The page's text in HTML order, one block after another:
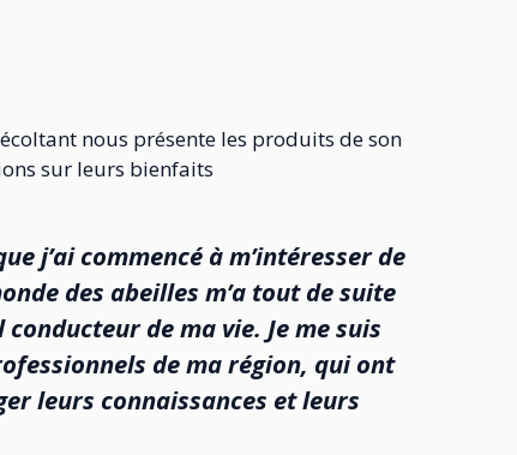
nous présente les produits de son
sur leurs bienfaits
j’ai commencé à m’intéresser de
des abeilles m’a tout de suite
de ma vie. Je me suis
de ma région, qui ont
leurs connaissances et leurs